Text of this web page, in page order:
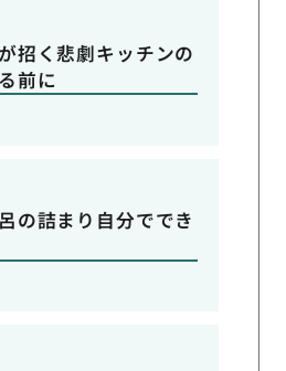
招く悲劇キッチンの
前に
の詰まり自分ででき